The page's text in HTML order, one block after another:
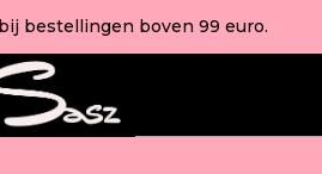
bestellingen boven 99 euro.